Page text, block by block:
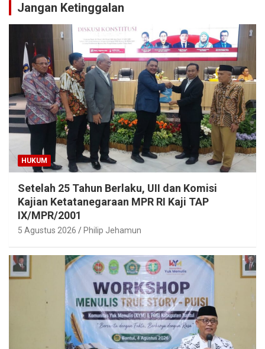
Jangan Ketinggalan
HUKUM
Setelah 25 Tahun Berlaku, UII dan Komisi
Kajian Ketatanegaraan MPR RI Kaji TAP
IX/MPR/2001
5 Agustus 2026 Philip Jehamun